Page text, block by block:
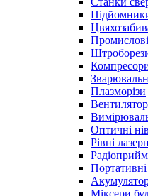
Плазморізи
Оптичні
Рівні
Міксери